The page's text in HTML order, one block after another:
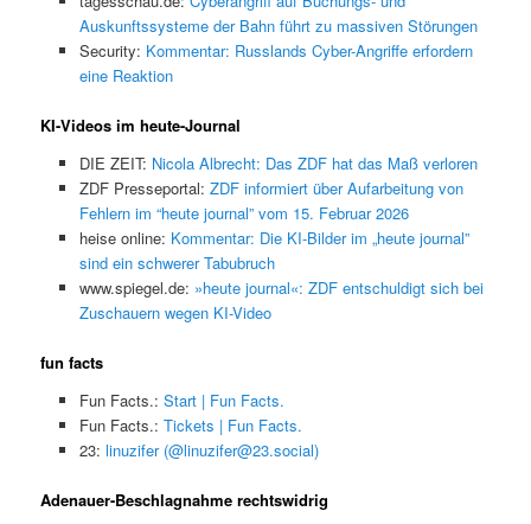
Auskunftssysteme der Bahn führt zu massiven Störungen
Security: Kommentar: Russlands Cyber-Angriffe erfordern
eine Reaktion
KI-Videos im heute-Journal
DIE ZEIT: Nicola Albrecht: Das ZDF hat das Maß verloren
ZDF Presseportal: ZDF informiert über Aufarbeitung von
Fehlern im “heute journal” vom 15. Februar 2026
heise online: Kommentar: Die KI-Bilder im „heute journal”
sind ein schwerer Tabubruch
www.spiegel.de: »heute journal«: ZDF entschuldigt sich bei
Zuschauern wegen KI-Video
fun facts
Fun Facts.: Start | Fun Facts.
Fun Facts.: Tickets | Fun Facts.
23: linuzifer (@linuzifer@23.social)
Adenauer-Beschlagnahme rechtswidrig